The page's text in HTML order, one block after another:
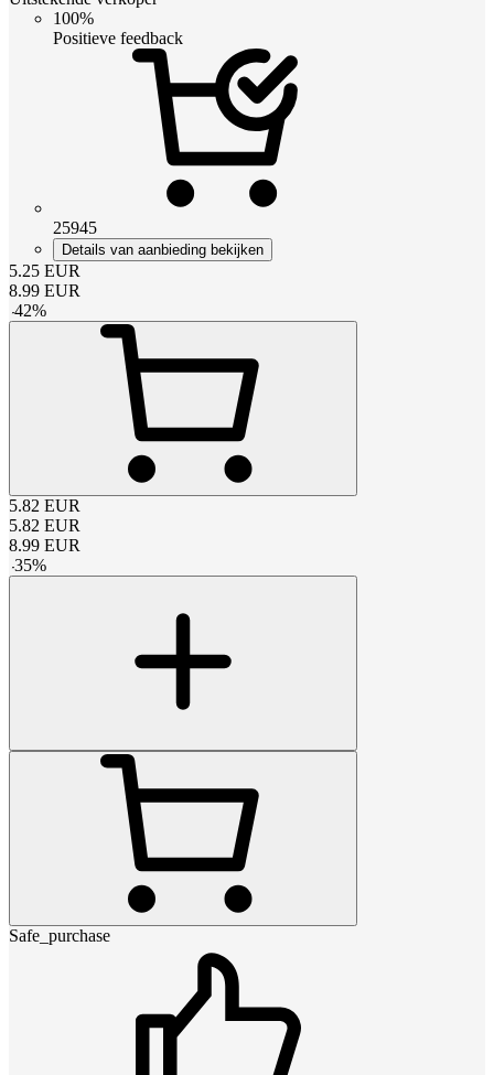
100%
Positieve feedback
25945
Details van aanbieding bekijken
5.25 EUR
8.99 EUR
-42%
5.82 EUR
5.82 EUR
8.99 EUR
-35%
Safe_purchase